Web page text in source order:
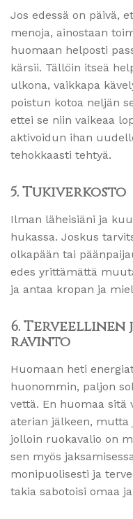
Jos edessä on päivä,
menoja, ainostaan
huomaan helposti
kärsii. Tällöin itseä
ulkona, vaikkapa
poistun kotoa neljän
ettei se niin vaikeaa
aktivoidun ihan
tehokkaasti tehtyä.
5. Tukiverkosto
Ilman läheisiäni ja
hukassa. Joskus
olkapään tai
edes yrittämättä
ja antaa kropan ja
6. Terveellinen
ravinto
Huomaan heti
huonommin, paljon
vettä. En huomaa
aterian jälkeen, mutta
jolloin ruokavalio on
sen myös
monipuolisesti ja
takia sabotoisi omaa